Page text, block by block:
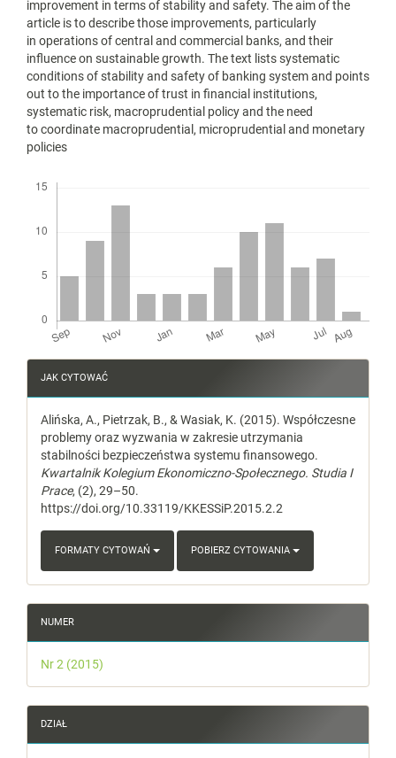
improvement in terms of stability and safety. The aim of the
article is to describe those improvements, particularly
in operations of central and commercial banks, and their
influence on sustainable growth. The text lists systematic
conditions of stability and safety of banking system and points
out to the importance of trust in financial institutions,
systematic risk, macroprudential policy and the need
to coordinate macroprudential, microprudential and monetary
policies
Article
Details
JAK CYTOWAĆ
Alińska, A., Pietrzak, B., & Wasiak, K. (2015). Współczesne
problemy oraz wyzwania w zakresie utrzymania
stabilności bezpieczeństwa systemu finansowego.
Kwartalnik Kolegium Ekonomiczno-Społecznego. Studia I
Prace, (2), 29–50.
https://doi.org/10.33119/KKESSiP.2015.2.2
FORMATY CYTOWAŃ POBIERZ CYTOWANIA
NUMER
Nr 2 (2015)
DZIAŁ